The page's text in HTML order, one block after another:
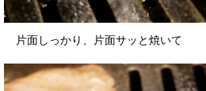
片面しっかり、片面サッと焼いて